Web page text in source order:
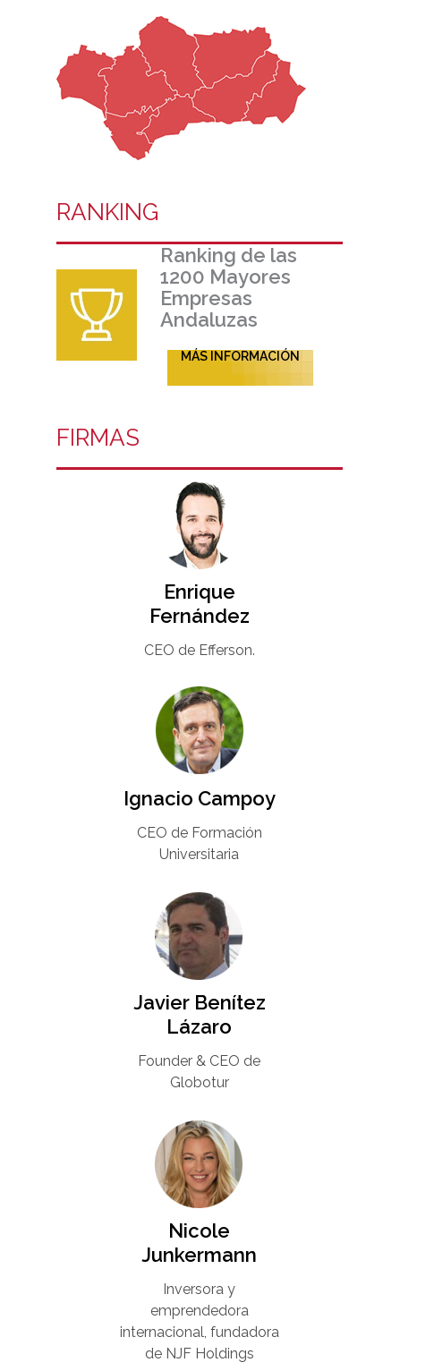
RANKING
Ranking de las
1200 Mayores
Empresas
Andaluzas
MÁS INFORMACIÓN
FIRMAS
Enrique
Fernández
CEO de Efferson.
Ignacio Campoy​
CEO de Formación
Universitaria​
Javier Benítez
Lázaro
Founder & CEO de
Globotur​
Nicole
Junkermann​
Inversora y
emprendedora
internacional, fundadora
de NJF Holdings